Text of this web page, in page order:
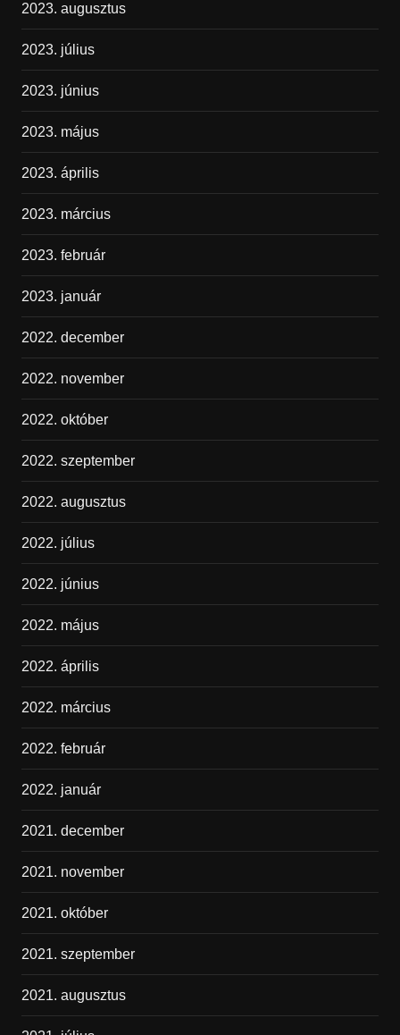
2023. augusztus
2023. július
2023. június
2023. május
2023. április
2023. március
2023. február
2023. január
2022. december
2022. november
2022. október
2022. szeptember
2022. augusztus
2022. július
2022. június
2022. május
2022. április
2022. március
2022. február
2022. január
2021. december
2021. november
2021. október
2021. szeptember
2021. augusztus